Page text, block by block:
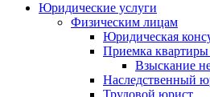
Юридические услуги
Физическим лицам
Юридическая
Приемка квартиры
Взыскание
Наследственный
Трудовой юрист